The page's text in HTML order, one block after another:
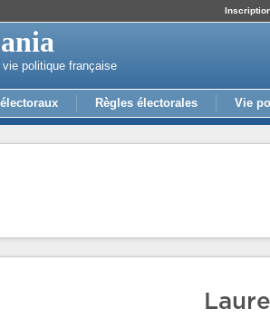
politique française
Règles électorales Vie